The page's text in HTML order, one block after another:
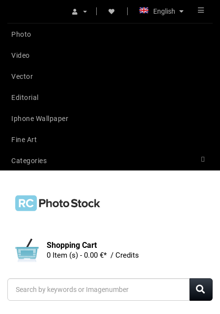
English
Photo
Video
Vector
Editorial
Iphone Wallpaper
Fine Art
Categories
Shopping Cart
0 Item (s) - 0.00 €* / Credits